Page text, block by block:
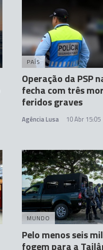
PAÍS
Operação da PSP
fecha com três
feridos graves
Agência Lusa 10 Abr 15:05
MUNDO
Pelo menos seis
fogem para a